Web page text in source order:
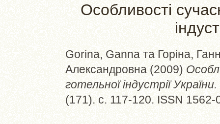
Особливості
Gorina, Ganna та Горіна,
Александровна (2009)
готельної індустрії України.
(171). с. 117-120. ISSN 1562-